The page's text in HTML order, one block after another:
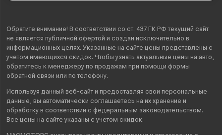
Обратите внимание! В соответствии со ст. 437 ГК РФ текущий сайт
не является публичной офертой и создан исключительно в
информационных целях. Указанные на сайте цены представлены с
учетом имеющихся скидок. Чтобы узнать актуальные цены на авто,
обратитесь к менеджеру по продажам при помощи формы
обратной связи или по телефону.
Используя данный веб-сайт и предоставляя свои персональные
данные , вы автоматически соглашаетесь на их хранение и
обработку в соответствии с федеральным законодательством.
Все цены на сайте указаны с учетом скидок.